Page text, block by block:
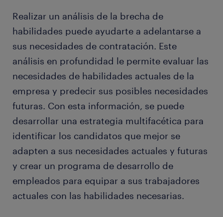
Realizar un análisis de la brecha de
habilidades puede ayudarte a adelantarse a
sus necesidades de contratación. Este
análisis en profundidad le permite evaluar las
necesidades de habilidades actuales de la
empresa y predecir sus posibles necesidades
futuras. Con esta información, se puede
desarrollar una estrategia multifacética para
identificar los candidatos que mejor se
adapten a sus necesidades actuales y futuras
y crear un programa de desarrollo de
empleados para equipar a sus trabajadores
actuales con las habilidades necesarias.